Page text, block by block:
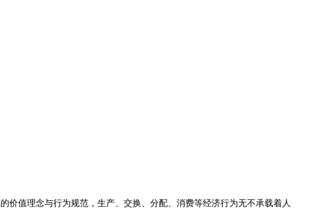
值理念与行为规范，生产、交换、分配、消费等经济行为无不承载着人